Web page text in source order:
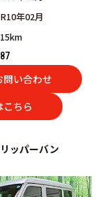
R10年02月
15km
問い合わせ
こちら
ッパーバン